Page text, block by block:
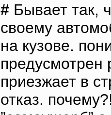
# Бывает так,
своему
на кузове.
предусмотрен
приезжает в
отказ.